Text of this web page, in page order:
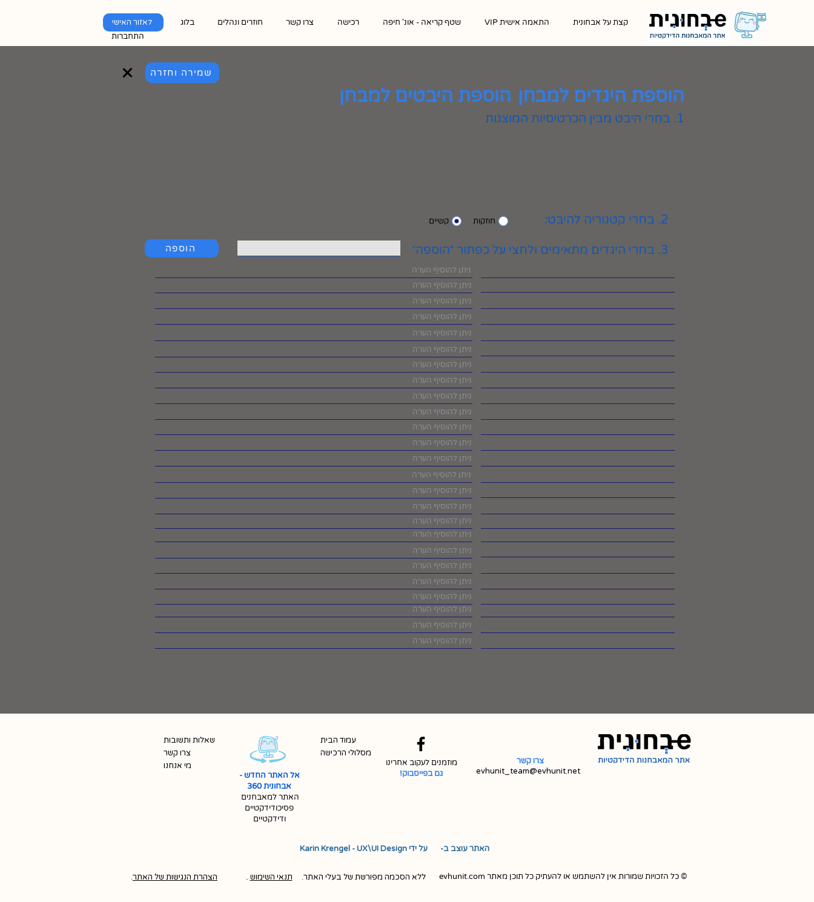
לאזור האישי
התחברות
קצת על אבחונית התאמה אישית VIP שטף קריאה - אונ' חיפה רכישה צרו קשר חוזרים ונהלים בלוג
שמירה וחזרה
הוספת היבטים למבחן הוספת היגדים למבחן
1. בחרי היבט מבין הכרטיסיות המוצגות
חוזקות קשיים 2. בחרי קטגוריה להיבט:
הוספה 3. בחרי היגדים מתאימים ולחצי על כפתור ״הוספה״
שאלות ותשובות
צרו קשר
מי אנחנו
עמוד הבית
מסלולי הרכישה
אל האתר החדש -
אבחונית 360
האתר למאבחנים
פסיכודידקטיים
ודידקטיים
מוזמנים לעקוב אחרינו
גם בפייסבוק!
צרו קשר
evhunit_team@evhunit.net
האתר עוצב ב- ​ ​ על ידי Karin Krengel - UX\UI Design
הצהרת הנגישות של האתר. ללא הסכמה מפורשת של בעלי האתר. תנאי השימוש . © כל הזכויות שמורות אין להשתמש או להעתיק כל תוכן מאתר evhunit.com